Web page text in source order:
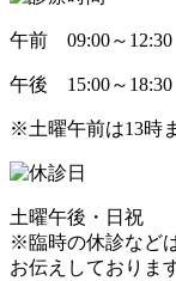
午前 09:00～12:30
午後 15:00～18:30
※土曜午前は13時
土曜午後・日祝
※臨時の休診など
お伝えしておりま